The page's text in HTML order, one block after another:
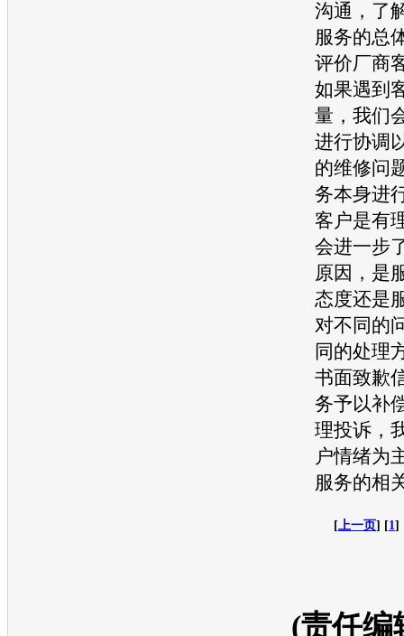
沟通，了
服务的总
评价厂商
如果遇到
量，我们
进行协调
的维修问
务本身进
客户是有
会进一步
原因，是
态度还是
对不同的
同的处理
书面致歉
务予以补
理投诉，
户情绪为
服务的相
[ 上一页] [1 ]
(责任编